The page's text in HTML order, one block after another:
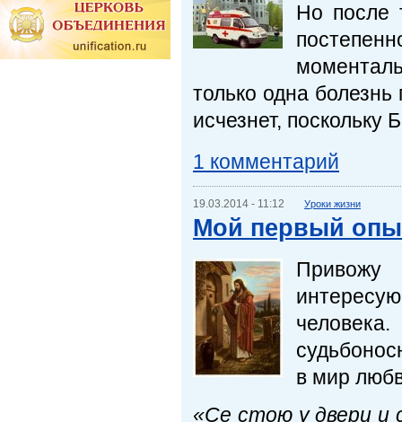
Но после
только одна
исчезнет, поскольку
1 комментарий
19.03.2014 - 11:12 Уроки жизни
Мой первый
в мир
«Се стою у двери и